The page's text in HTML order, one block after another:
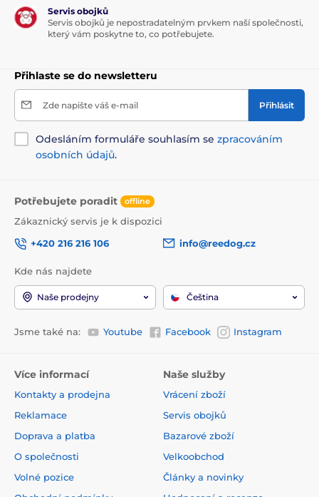
Analytické složky:
hrubý popel 1,5 %, hrubá vláknina 0,8 %, vápník 0,3 %,
fosfor 0,25 %, sodík 0,25 %, omega-3 mastné kyseliny
0,15 %, omega-6 mastné kyseliny 1,1 %.
taurin (3a370) 800 mg, biotin (3a880) 0,4 mg, zinek
(3b606) 10 mg, mangan (3b504) 2,4 mg, jód (3b201) 0,6
mg, měď (3b406) 3,2 mg, železo (3b106) 8 mg, L-
methionin (3c305) 5 000 mg.
Metabolizovaná energie:
1 005 kcal/kg
Dávkování:
Obsah konzervy podávejte při pokojové teplotě. Krmná
dávka se může lišit v závislosti na rase vaší kočky a na
dispozici.
Hmotnost
dospělé
kočky (kg)
Servis obojků
Servis obojků je nepostradatelným prvkem naší společnosti,
který vám poskytne to, co potřebujete.
Přihlaste se do newsletteru
Zde napište váš e-mail Přihlásit
Odesláním formuláře souhlasím se zpracováním
osobních údajů.
Potřebujete poradit offline
Zákaznický servis je k dispozici
+420 216 216 106
info@reedog.cz
Kde nás najdete
Naše prodejny Čeština
Jsme také na: Youtube Facebook Instagram
Více informací
Kontakty a prodejna
Reklamace
Doprava a platba
O společnosti
Volné pozice
Naše služby
Vrácení zboží
Servis obojků
Bazarové zboží
Velkoobchod
Články a novinky